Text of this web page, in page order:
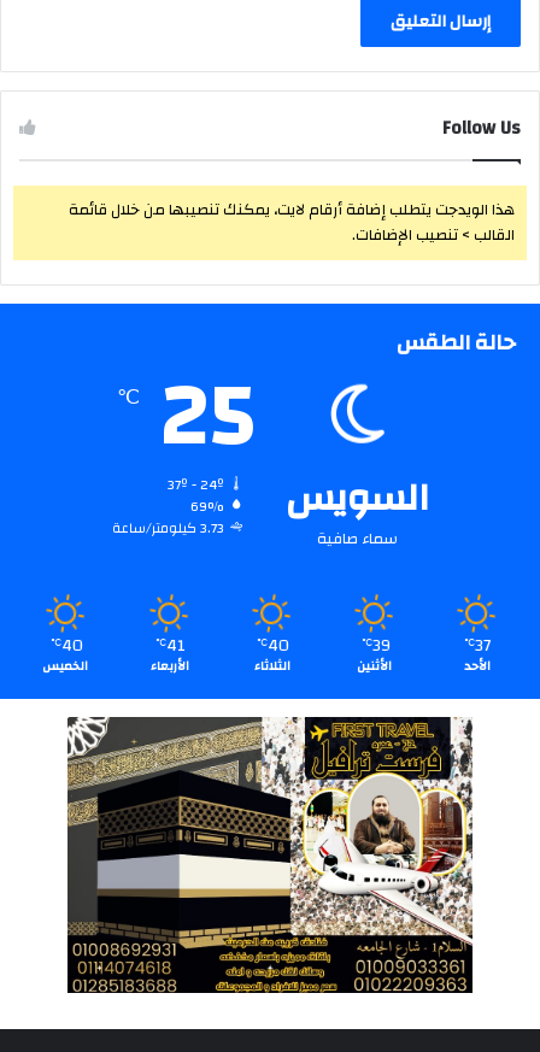
Follow Us
هذا الويدجت يتطلب إضافة أرقام لايت، يمكنك تنصيبها من خلال قائمة
القالب > تنصيب الإضافات.
حالة الطقس
السويس
سماء صافية
25
℃
69%
3.73 كيلومتر/ساعة
37
℃
الأحد
39
℃
الأثنين
40
℃
الثلاثاء
41
℃
الأربعاء
40
℃
الخميس